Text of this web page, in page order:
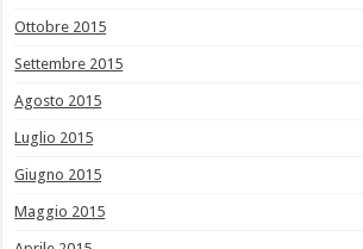
Ottobre 2015
Settembre 2015
Agosto 2015
Luglio 2015
Giugno 2015
Maggio 2015